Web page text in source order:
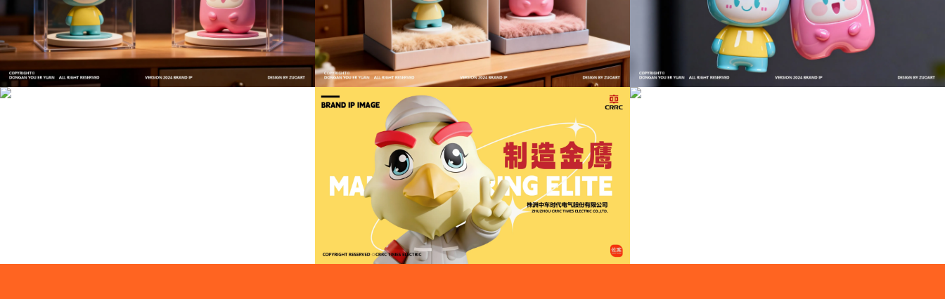
文创产品设计的成本控制——实战技巧 | IP设计公
司-佐案设计
成功案例：品牌IP设计的视觉体系 | IP设计公司-佐
案设计